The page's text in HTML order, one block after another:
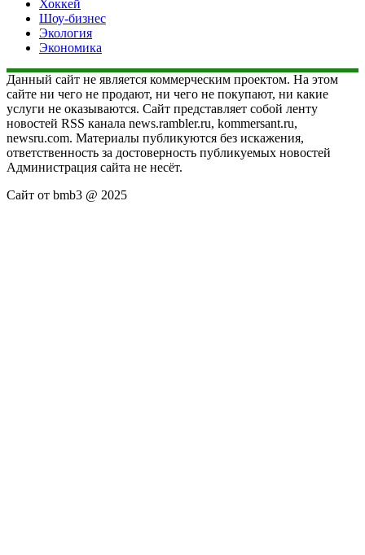
Хоккей
Шоу-бизнес
Экология
Экономика
Данный сайт не является коммерческим проектом. На этом
сайте ни чего не продают, ни чего не покупают, ни какие
услуги не оказываются. Сайт представляет собой ленту
новостей RSS канала news.rambler.ru, kommersant.ru,
newsru.com. Материалы публикуются без искажения,
ответственность за достоверность публикуемых новостей
Администрация сайта не несёт.
Сайт от bmb3 @ 2025